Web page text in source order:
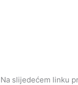
Na slijedećem linku